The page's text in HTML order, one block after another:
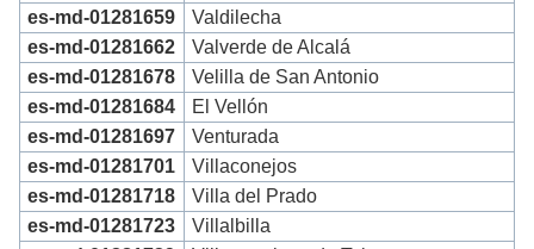
es-md-01281659
Valdilecha
es-md-01281662
Valverde de Alcalá
es-md-01281678
Velilla de San Antonio
es-md-01281684
El Vellón
es-md-01281697
Venturada
es-md-01281701
Villaconejos
es-md-01281718
Villa del Prado
es-md-01281723
Villalbilla